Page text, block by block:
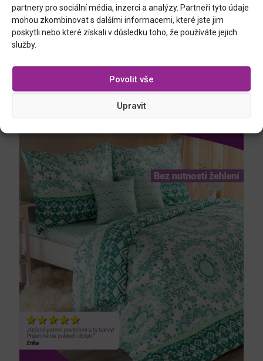
partnery pro sociální média, inzerci a analýzy. Partneři tyto údaje
mohou zkombinovat s dalšími informacemi, které jste jim
poskytli nebo které získali v důsledku toho, že používáte jejich
služby.
Povolit vše
Upravit